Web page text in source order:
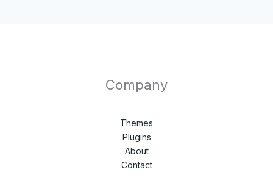
Company
Themes
Plugins
About
Contact